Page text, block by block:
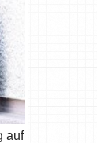
auf